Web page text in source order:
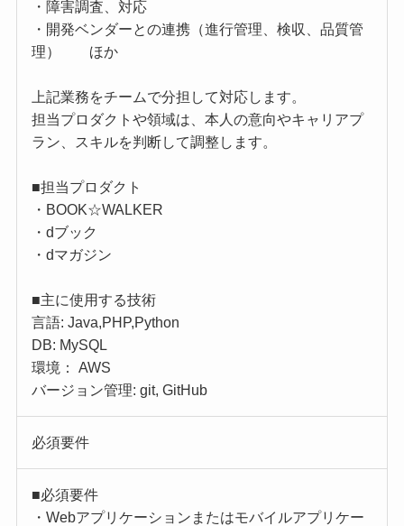
・障害調査、対応
・開発ベンダーとの連携（進行管理、検収、品質管
理） ほか
上記業務をチームで分担して対応します。
担当プロダクトや領域は、本人の意向やキャリアプ
ラン、スキルを判断して調整します。
■担当プロダクト
・BOOK☆WALKER
・dブック
・dマガジン
■主に使用する技術
言語: Java,PHP,Python
DB: MySQL
環境： AWS
バージョン管理: git, GitHub
必須要件
■必須要件
・Webアプリケーションまたはモバイルアプリケー